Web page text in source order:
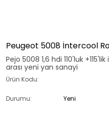
Peugeot 5008 İntercool
Pejo 5008 1,6 hdi 110'luk
arası yeni yan sanayi
Ürün Kodu:
Durumu: Yeni